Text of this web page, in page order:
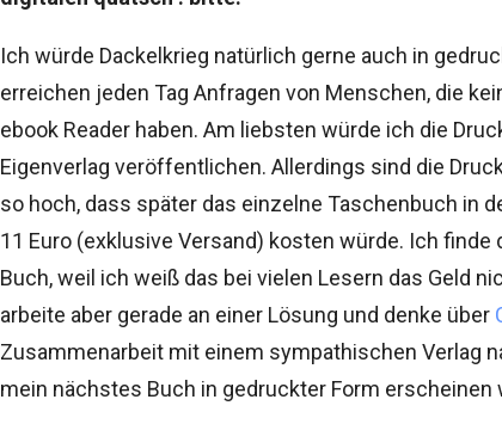
Ich würde Dackelkrieg natürlich gerne auch in
erreichen jeden Tag Anfragen von Menschen, die
ebook Reader haben. Am liebsten würde ich die
Eigenverlag veröffentlichen. Allerdings sind die
so hoch, dass später das einzelne Taschenbuch in
11 Euro (exklusive Versand) kosten würde. Ich
Buch, weil ich weiß das bei vielen Lesern das Geld
arbeite aber gerade an einer Lösung und denke über
Zusammenarbeit mit einem sympathischen Verlag
mein nächstes Buch in gedruckter Form erscheinen